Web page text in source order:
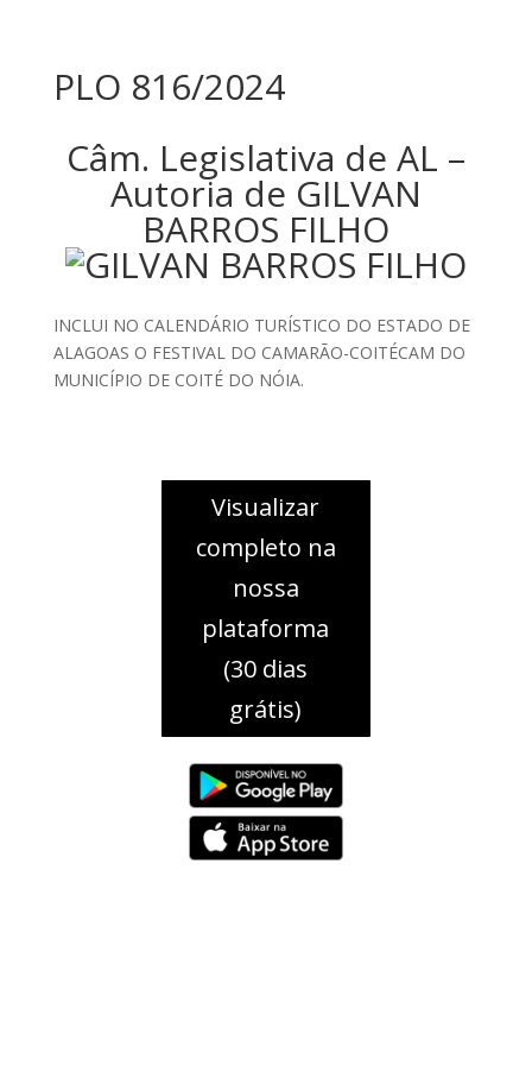
PLO 816/2024
Câm. Legislativa de AL –
Autoria de GILVAN
BARROS FILHO
INCLUI NO CALENDÁRIO TURÍSTICO DO ESTADO DE
ALAGOAS O FESTIVAL DO CAMARÃO-COITÉCAM DO
MUNICÍPIO DE COITÉ DO NÓIA.
Visualizar
completo na
nossa
plataforma
(30 dias
grátis)